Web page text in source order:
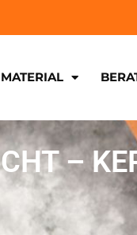
MATERIAL
–